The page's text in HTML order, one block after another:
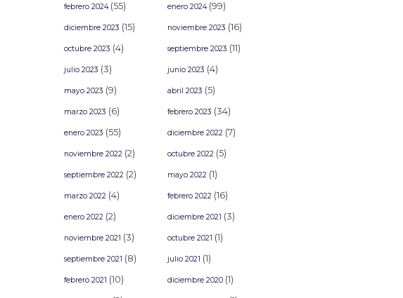
febrero 2024(55) enero 2024(99)
diciembre 2023 (15) noviembre 2023 (16)
octubre 2023 (4) septiembre 2023 (11)
julio 2023 (3) junio 2023 (4)
mayo 2023 (9) abril 2023 (5)
marzo 2023 (6) febrero 2023 (34)
enero 2023 (55) diciembre 2022 (7)
noviembre 2022 (2) octubre 2022 (5)
septiembre 2022 (2) mayo 2022 (1)
marzo 2022 (4) febrero 2022 (16)
enero 2022 (2) diciembre 2021 (3)
noviembre 2021 (3) octubre 2021 (1)
septiembre 2021 (8) julio 2021 (1)
febrero 2021 (10) diciembre 2020 (1)